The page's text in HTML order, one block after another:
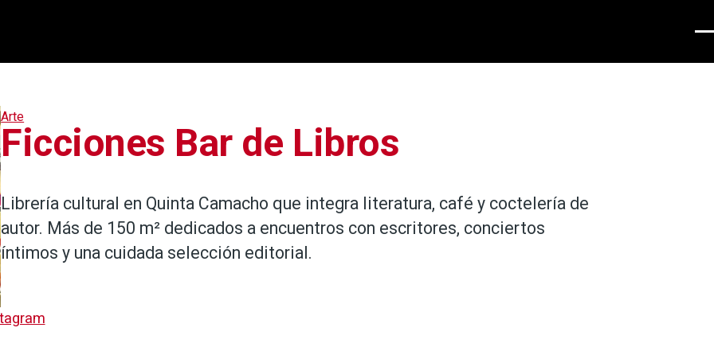
Arte
Ficciones Bar de Libros
Librería cultural en Quinta Camacho que integra literatura, café y coctelería de
autor. Más de 150 m² dedicados a encuentros con escritores, conciertos
íntimos y una cuidada selección editorial.